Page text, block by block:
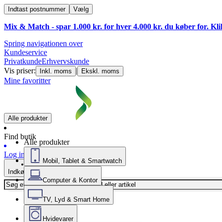
Indtast postnummer Vælg
Mix & Match - spar 1.000 kr. for hver 4.000 kr. du køber for.
Spring navigationen over
Kundeservice
PrivatkundeErhvervskunde
Vis priser:
Inkl. moms | Ekskl. moms
Mine favoritter
Alle produkter
Find butik
Log ind
Indkøbskurv
Alle produkter
Mobil, Tablet & Smartwatch
Computer & Kontor
TV, Lyd & Smart Home
Hvidevarer